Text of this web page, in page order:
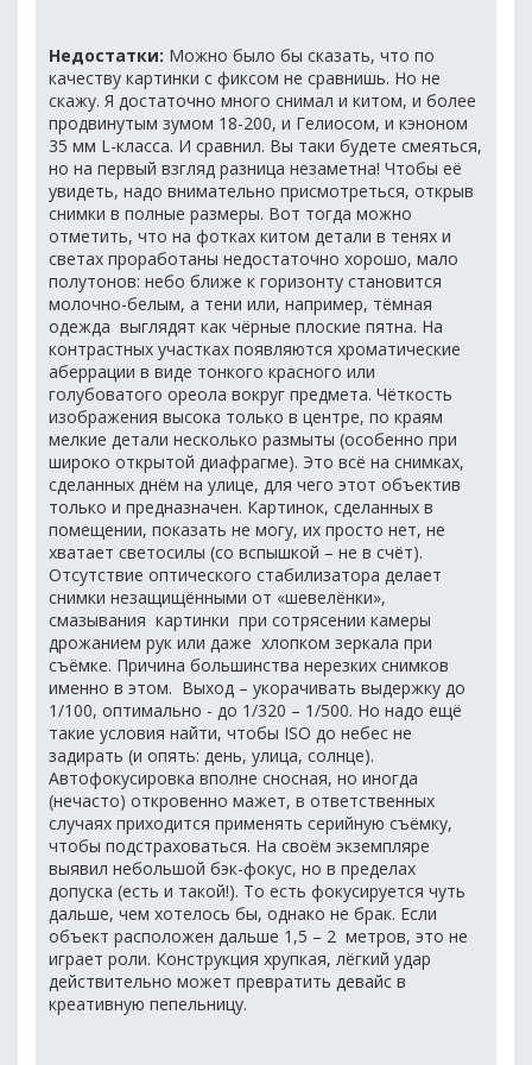
Недостатки: Можно было бы сказать, что по
качеству картинки с фиксом не сравнишь. Но не
скажу. Я достаточно много снимал и китом, и более
продвинутым зумом 18-200, и Гелиосом, и кэноном
35 мм L-класса. И сравнил. Вы таки будете смеяться,
но на первый взгляд разница незаметна! Чтобы её
увидеть, надо внимательно присмотреться, открыв
снимки в полные размеры. Вот тогда можно
отметить, что на фотках китом детали в тенях и
светах проработаны недостаточно хорошо, мало
полутонов: небо ближе к горизонту становится
молочно-белым, а тени или, например, тёмная
одежда выглядят как чёрные плоские пятна. На
контрастных участках появляются хроматические
аберрации в виде тонкого красного или
голубоватого ореола вокруг предмета. Чёткость
изображения высока только в центре, по краям
мелкие детали несколько размыты (особенно при
широко открытой диафрагме). Это всё на снимках,
сделанных днём на улице, для чего этот объектив
только и предназначен. Картинок, сделанных в
помещении, показать не могу, их просто нет, не
хватает светосилы (со вспышкой – не в счёт).
Отсутствие оптического стабилизатора делает
снимки незащищёнными от «шевелёнки»,
смазывания картинки при сотрясении камеры
дрожанием рук или даже хлопком зеркала при
съёмке. Причина большинства нерезких снимков
именно в этом. Выход – укорачивать выдержку до
1/100, оптимально - до 1/320 – 1/500. Но надо ещё
такие условия найти, чтобы ISO до небес не
задирать (и опять: день, улица, солнце).
Автофокусировка вполне сносная, но иногда
(нечасто) откровенно мажет, в ответственных
случаях приходится применять серийную съёмку,
чтобы подстраховаться. На своём экземпляре
выявил небольшой бэк-фокус, но в пределах
допуска (есть и такой!). То есть фокусируется чуть
дальше, чем хотелось бы, однако не брак. Если
объект расположен дальше 1,5 – 2 метров, это не
играет роли. Конструкция хрупкая, лёгкий удар
действительно может превратить девайс в
креативную пепельницу.